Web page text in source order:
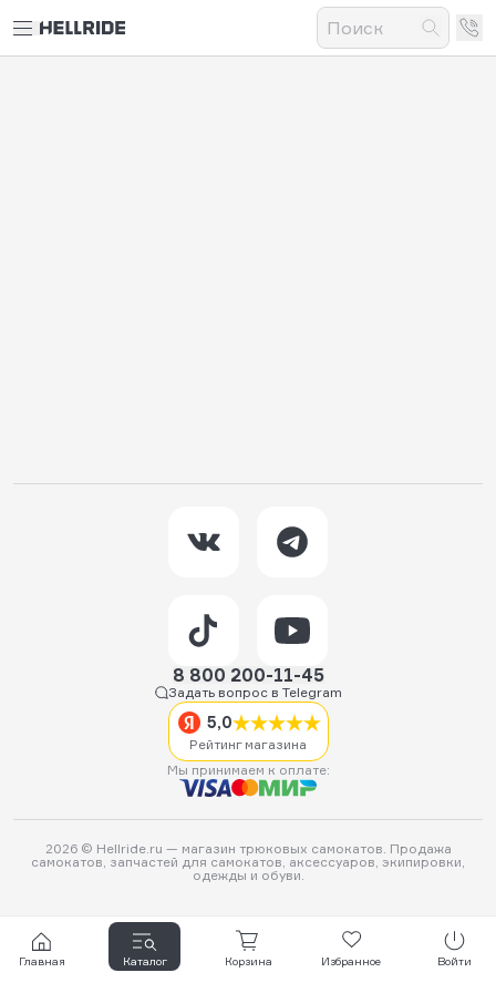
8 800 200-11-45
Задать вопрос в Telegram
5,0
Рейтинг магазина
Мы принимаем к оплате:
2026 © Hellride.ru — магазин трюковых самокатов. Продажа
самокатов, запчастей для самокатов, аксессуаров, экипировки,
одежды и обуви.
Главная Каталог Корзина Избранное Войти